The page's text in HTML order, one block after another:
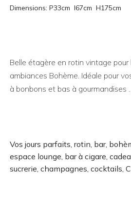
Dimensions: P33cm l67cm H175cm
Belle étagère en rotin vintage
ambiances Bohème. Idéale pour
à bonbons et bas à gourmandises …
Vos jours parfaits, rotin, bar,
espace lounge, bar à cigare,
sucrerie, champagnes, cocktails,